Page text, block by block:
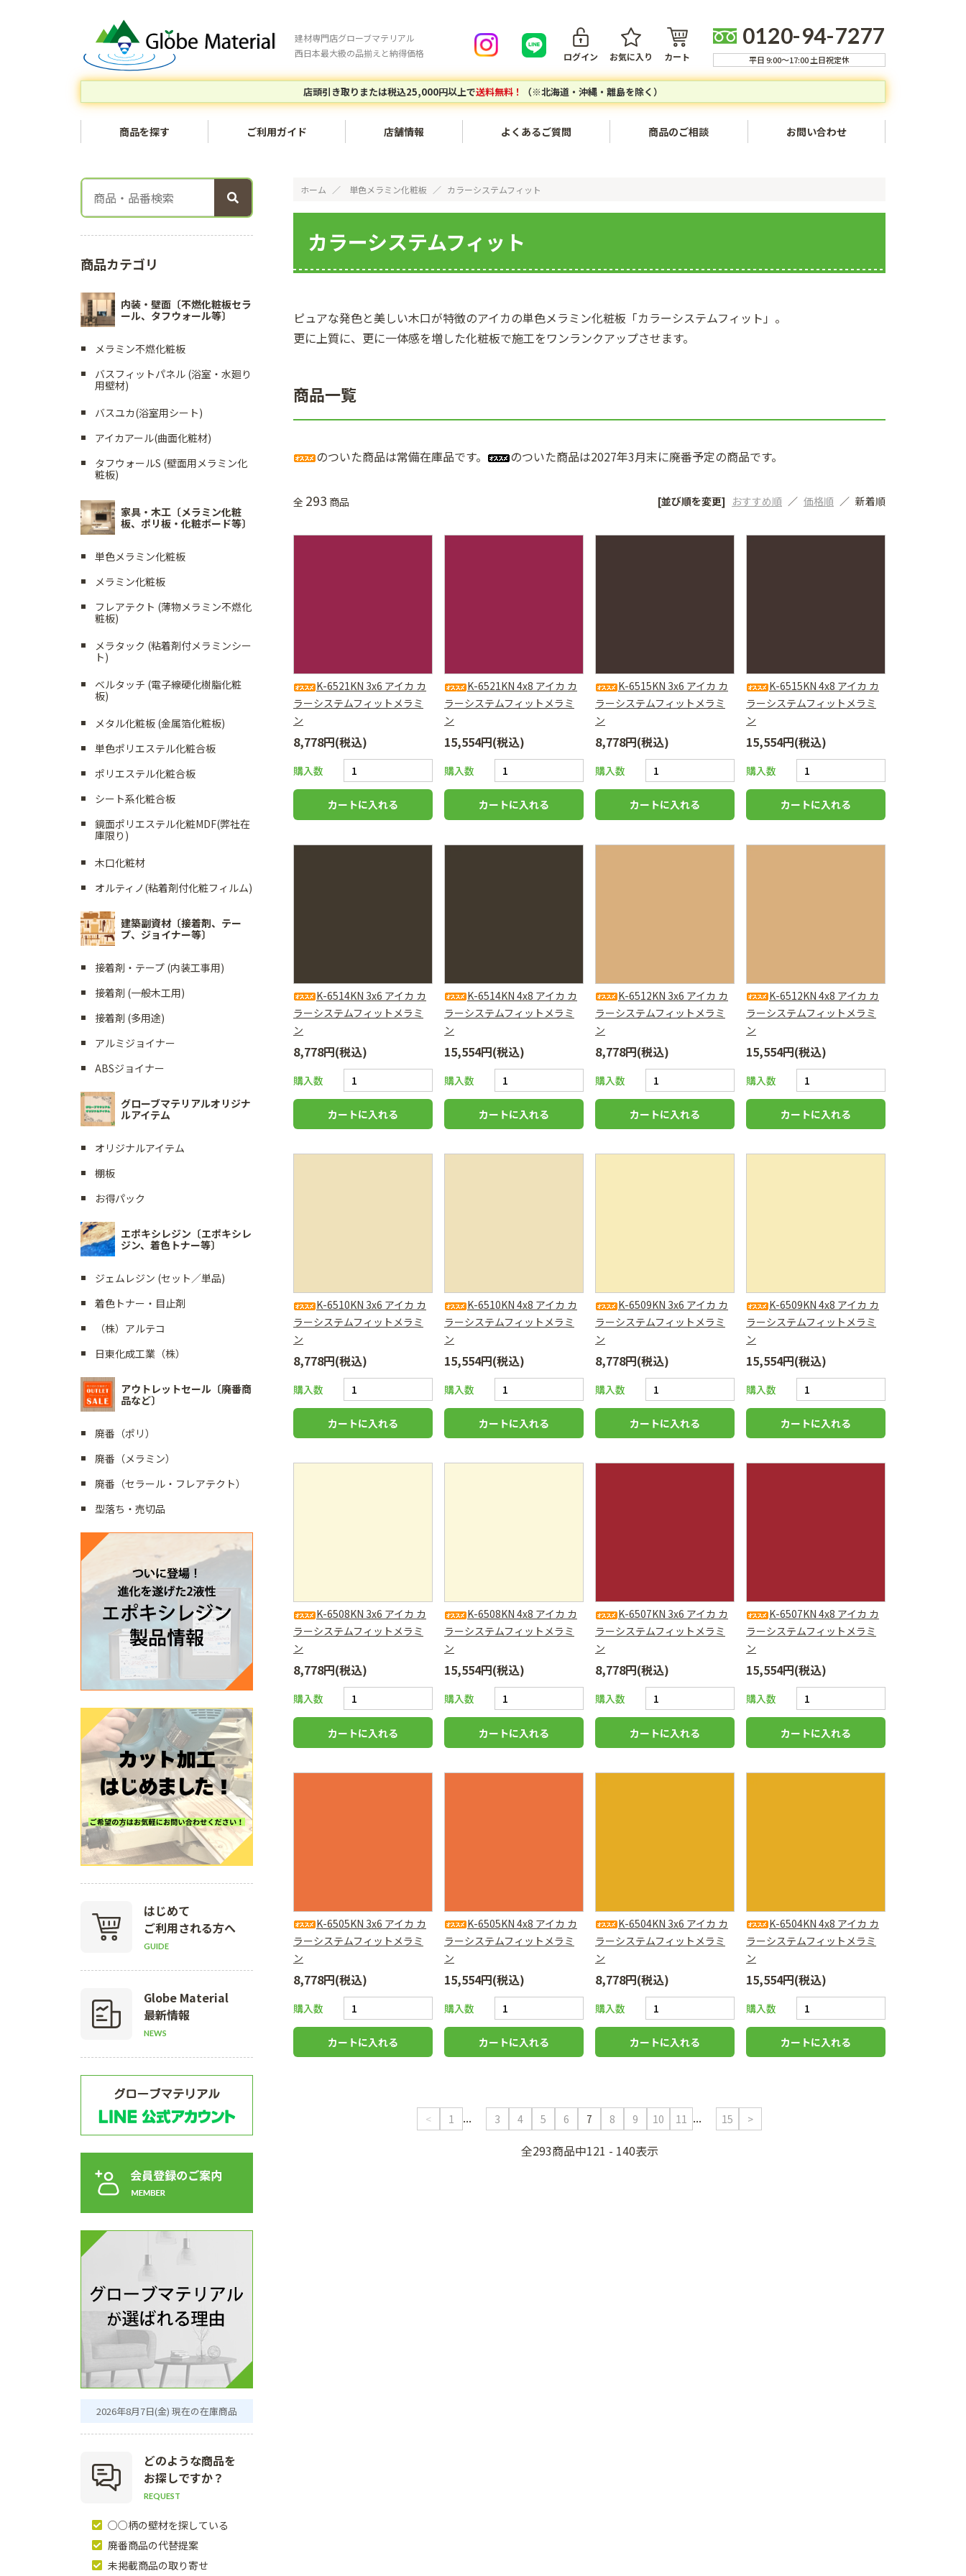
建材専門店グローブマテリアル
西日本最大級の品揃えと納得価格
ログイン お気に入り カート
0120-94-7277
平日 9:00～17:00 土日祝定休
店頭引き取りまたは税込25,000円以上で送料無料！ （※北海道・沖縄・離島を除く）
商品を探す
内装・壁面〔不燃化粧板セラ
家具・木工〔メラミン化粧
建築副資材〔接着剤、テー
プ、ジョイナー等〕
グローブマテリアルオリジナ
ルアイテム
ご利用ガイド
会員登録について
ご注文の流れ
お支払い方法
対応エリア
個人宅・現場配送について
配送料について
店舗情報 よくあるご質問 商品のご相談 お問い合わせ
ホーム 単色メラミン化粧板 カラーシステムフィット
カラーシステムフィット
ピュアな発色と美しい木口が特徴のアイカの単色メラミン化粧板「カラーシステムフィット」。
更に上質に、更に一体感を増した化粧板で施工をワンランクアップさせます。
商品一覧
のついた商品は常備在庫品です。 のついた商品は2027年3月末に廃番予定の商品です。
全 293 商品 [並び順を変更] おすすめ順 価格順 新着順
K-6521KN 3x6 アイカ カ
ラーシステムフィットメラミ
ン
8,778円(税込)
購入数
K-6521KN 4x8 アイカ カ
ラーシステムフィットメラミ
ン
15,554円(税込)
購入数
K-6515KN 3x6 アイカ カ
ラーシステムフィットメラミ
ン
8,778円(税込)
購入数
K-6515KN 4x8 アイカ カ
ラーシステムフィットメラミ
ン
15,554円(税込)
購入数
K-6514KN 3x6 アイカ カ
ラーシステムフィットメラミ
ン
8,778円(税込)
購入数
K-6514KN 4x8 アイカ カ
ラーシステムフィットメラミ
ン
15,554円(税込)
購入数
K-6512KN 3x6 アイカ カ
ラーシステムフィットメラミ
ン
8,778円(税込)
購入数
K-6512KN 4x8 アイカ カ
ラーシステムフィットメラミ
ン
15,554円(税込)
購入数
K-6510KN 3x6 アイカ カ
ラーシステムフィットメラミ
ン
8,778円(税込)
購入数
K-6510KN 4x8 アイカ カ
ラーシステムフィットメラミ
ン
15,554円(税込)
購入数
K-6509KN 3x6 アイカ カ
ラーシステムフィットメラミ
ン
8,778円(税込)
購入数
K-6509KN 4x8 アイカ カ
ラーシステムフィットメラミ
ン
15,554円(税込)
購入数
K-6508KN 3x6 アイカ カ
ラーシステムフィットメラミ
ン
8,778円(税込)
購入数
K-6508KN 4x8 アイカ カ
ラーシステムフィットメラミ
ン
15,554円(税込)
購入数
K-6507KN 3x6 アイカ カ
ラーシステムフィットメラミ
ン
8,778円(税込)
購入数
K-6507KN 4x8 アイカ カ
ラーシステムフィットメラミ
ン
15,554円(税込)
購入数
K-6505KN 3x6 アイカ カ
ラーシステムフィットメラミ
ン
8,778円(税込)
購入数
K-6505KN 4x8 アイカ カ
ラーシステムフィットメラミ
ン
15,554円(税込)
購入数
K-6504KN 3x6 アイカ カ
ラーシステムフィットメラミ
ン
8,778円(税込)
購入数
K-6504KN 4x8 アイカ カ
ラーシステムフィットメラミ
ン
15,554円(税込)
購入数
< 1 ... 3 4 5 6 7 8 9 10 11 ... 15 >
全293商品中121 - 140表示
商品カテゴリ
内装・壁面〔不燃化粧板セラ
ール、タフウォール等〕
メラミン不燃化粧板
バスフィットパネル (浴室・水廻り
用壁材)
バスユカ(浴室用シート)
アイカアール(曲面化粧材)
タフウォールS (壁面用メラミン化
粧板)
家具・木工〔メラミン化粧
板、ポリ板・化粧ボード等〕
単色メラミン化粧板
メラミン化粧板
フレアテクト (薄物メラミン不燃化
粧板)
メラタック (粘着剤付メラミンシー
ト)
ベルタッチ (電子線硬化樹脂化粧
板)
メタル化粧板 (金属箔化粧板)
単色ポリエステル化粧合板
ポリエステル化粧合板
シート系化粧合板
鏡面ポリエステル化粧MDF(弊社在
庫限り)
木口化粧材
オルティノ(粘着剤付化粧フィルム)
建築副資材〔接着剤、テー
プ、ジョイナー等〕
接着剤・テープ (内装工事用)
接着剤 (一般木工用)
接着剤 (多用途)
アルミジョイナー
ABSジョイナー
グローブマテリアルオリジナ
ルアイテム
オリジナルアイテム
棚板
お得パック
エポキシレジン〔エポキシレ
ジン、着色トナー等〕
ジェムレジン (セット／単品)
着色トナー・目止剤
（株）アルテコ
日東化成工業（株）
アウトレットセール〔廃番商
品など〕
廃番（ポリ）
廃番（メラミン）
廃番（セラール・フレアテクト）
型落ち・売切品
はじめて
ご利用される方へ
GUIDE
Globe Material
最新情報
NEWS
2026年8月7日(金) 現在の在庫商品
どのような商品を
お探しですか？
REQUEST
○○柄の壁材を探している
廃番商品の代替提案
未掲載商品の取り寄せ